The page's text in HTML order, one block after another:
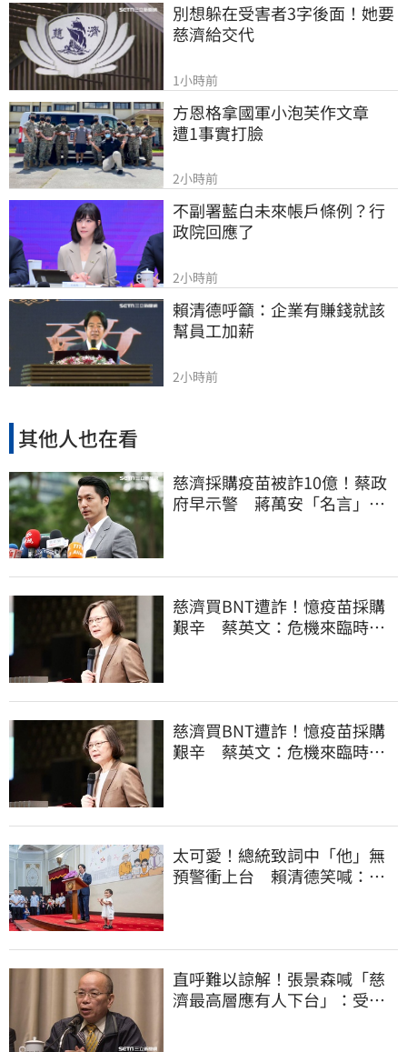
別想躲在受害者3字後面！她要
慈濟給交代
1小時前
方恩格拿國軍小泡芙作文章
遭1事實打臉
2小時前
不副署藍白未來帳戶條例？行
政院回應了
2小時前
賴清德呼籲：企業有賺錢就該
幫員工加薪
2小時前
其他人也在看
慈濟採購疫苗被詐10億！蔡政
府早示警 蔣萬安「名言」翻
慈濟買BNT遭詐！憶疫苗採購
艱辛 蔡英文：危機來臨時務
慈濟買BNT遭詐！憶疫苗採購
艱辛 蔡英文：危機來臨時務
太可愛！總統致詞中「他」無
預警衝上台 賴清德笑喊：卸
直呼難以諒解！張景森喊「慈
濟最高層應有人下台」：受害